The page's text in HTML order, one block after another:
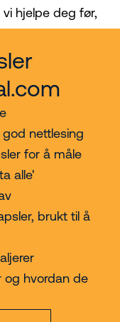
nettlesing
for å måle
alle'
brukt til å
og hvordan de
hjelpe deg før,